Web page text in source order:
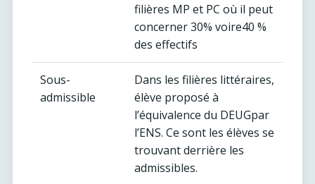
filières MP et PC où il peut
concerner 30% voire40 %
des effectifs
Sous-
admissible
Dans les filières littéraires,
élève proposé à
l’équivalence du DEUGpar
l’ENS. Ce sont les élèves se
trouvant derrière les
admissibles.